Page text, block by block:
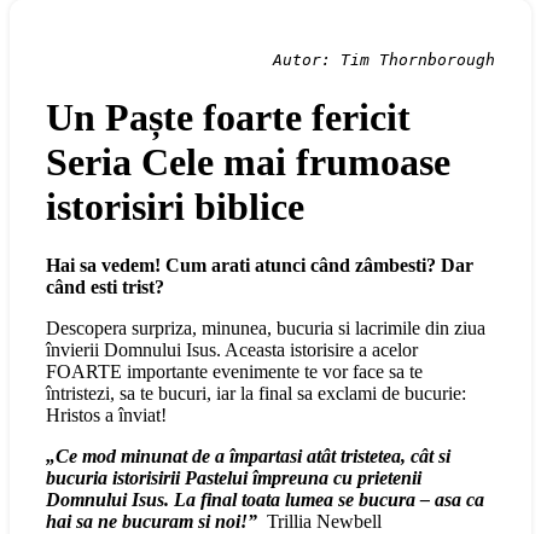
Autor: Tim Thornborough
Un Paște foarte fericit
Seria Cele mai frumoase
istorisiri biblice
Hai sa vedem! Cum arati atunci când zâmbesti? Dar
când esti trist?
Descopera surpriza, minunea, bucuria si lacrimile din ziua
învierii Domnului Isus. Aceasta istorisire a acelor
FOARTE importante evenimente te vor face sa te
întristezi, sa te bucuri, iar la final sa exclami de bucurie:
Hristos a înviat!
„Ce mod minunat de a împartasi atât tristetea, cât si
bucuria istorisirii Pastelui împreuna cu prietenii
Domnului Isus. La final toata lumea se bucura – asa ca
hai sa ne bucuram si noi!” Trillia Newbell